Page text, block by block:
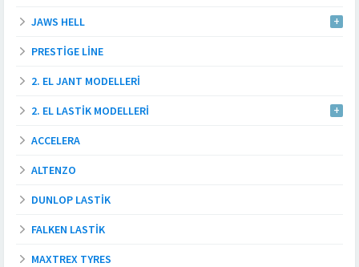
JAWS HELL
PRESTIGE LINE
2. EL JANT MODELLERI
2. EL LASTIK MODELLERI
ACCELERA
ALTENZO
DUNLOP LASTIK
FALKEN LASTIK
MAXTREX TYRES